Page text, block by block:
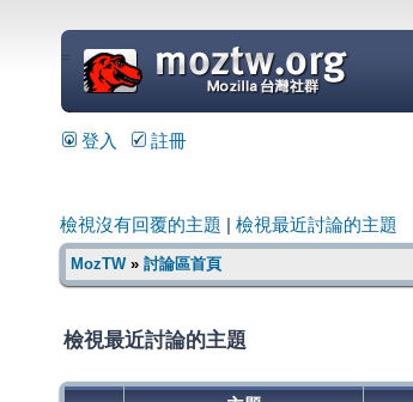
=
登入 註冊
檢視沒有回覆的主題 檢視最近討論的主題
MozTW» 討論區首頁
檢視最近討論的主題